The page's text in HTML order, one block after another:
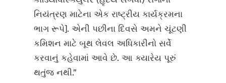
નિયંત્રણ માટેના એક રાષ્ટ્રીય કાર્યક્રમના
ભાગ રૂપે]. એની પછીના દિવસે અમને ચૂંટણી
કમિશન માટે બૂથ લેવલ અધિકારીનો સર્વે
કરવાનું કહેવામાં આવે છે. આ ક્યારેય પૂરું
થતુંજ નથી.”